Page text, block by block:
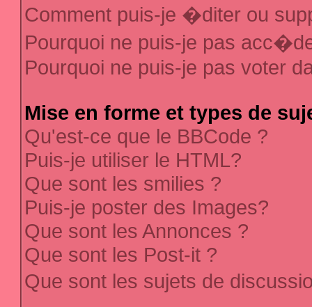
Comment puis-je �diter ou
Pourquoi ne puis-je pas
Pourquoi ne puis-je pas voter
Mise en forme et types de
Qu'est-ce que le BBCode ?
Puis-je utiliser le HTML?
Que sont les smilies ?
Puis-je poster des Images?
Que sont les Annonces ?
Que sont les Post-it ?
Que sont les sujets de